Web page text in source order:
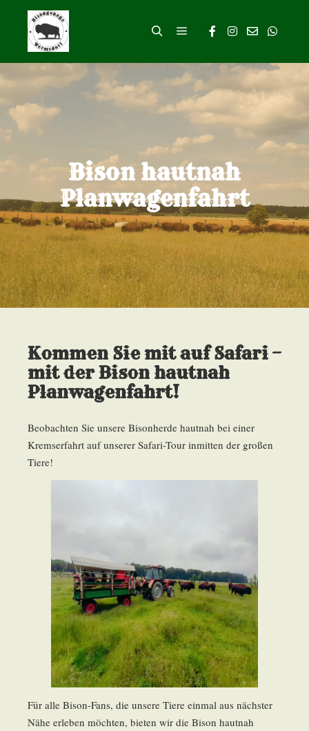
Bison hautnah
Planwagenfahrt
Kommen Sie mit auf Safari –
mit der Bison hautnah
Planwagenfahrt!
Beobachten Sie unsere Bisonherde hautnah bei einer
Kremserfahrt auf unserer Safari-Tour inmitten der großen
Tiere!
Für alle Bison-Fans, die unsere Tiere einmal aus nächster
Nähe erleben möchten, bieten wir die Bison hautnah